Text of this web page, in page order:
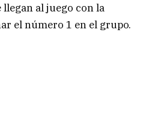
al juego con la
el número 1 en el grupo.